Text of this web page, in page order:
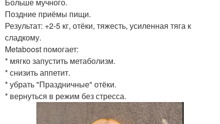
Поздние приёмы пищи.
Результат: +2-5 кг, отёки, тяжесть, усиленная тяга к
сладкому.
Metaboost помогает:
* мягко запустить метаболизм.
* снизить аппетит.
* убрать "Праздничные" отёки.
* вернуться в режим без стресса.